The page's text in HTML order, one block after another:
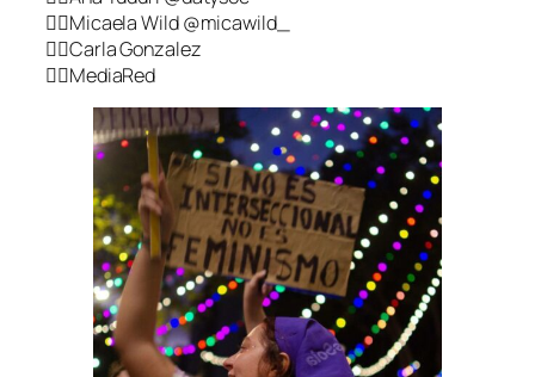
👉🏾Micaela Wild @micawild_
👉🏾Carla Gonzalez
👉🏾MediaRed